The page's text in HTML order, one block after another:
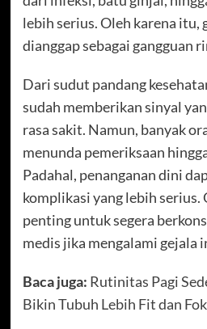
lebih serius. Oleh karena itu,
dianggap sebagai gangguan
Dari sudut pandang
sudah memberikan sinyal
rasa sakit. Namun, banyak
menunda pemeriksaan
Padahal, penanganan dini
komplikasi yang lebih serius.
penting untuk segera
medis jika mengalami gejala
Baca juga: Rutinitas Pagi
Bikin Tubuh Lebih Fit dan